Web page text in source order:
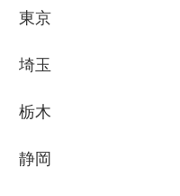
東京
埼玉
栃木
静岡